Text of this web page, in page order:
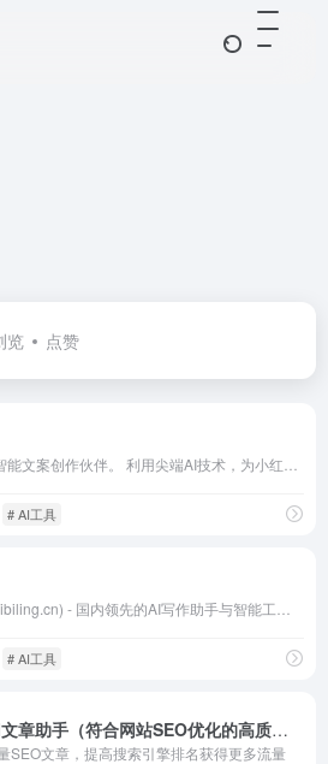
览 点赞
# AI工具
# AI工具
5118一键式AI文章助手（符合网站SEO优化的高质量文章）
SEO文章，提高搜索引擎排名获得更多流量